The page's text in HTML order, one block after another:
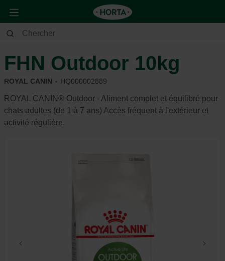
Animaux Chat
FHN Outdoor 10kg
ROYAL CANIN HQ000002889
ROYAL CANIN® Outdoor - Aliment complet et équilibré pour
chats adultes (de 1 à 7 ans) Accès fréquent à l'extérieur et
activité régulière.